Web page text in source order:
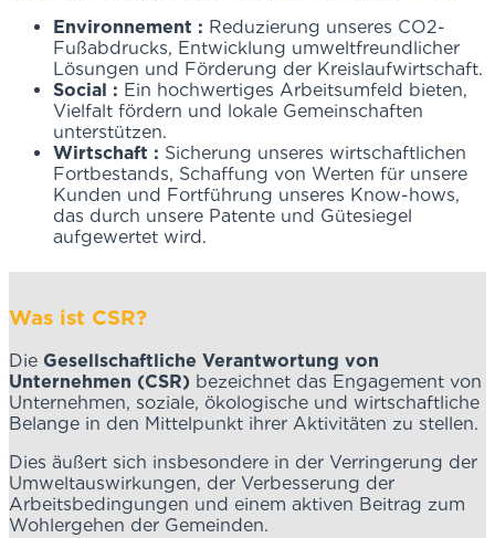
Environnement : Reduzierung unseres CO2-
Fußabdrucks, Entwicklung umweltfreundlicher
Lösungen und Förderung der Kreislaufwirtschaft.
Social : Ein hochwertiges Arbeitsumfeld bieten,
Vielfalt fördern und lokale Gemeinschaften
unterstützen.
Wirtschaft : Sicherung unseres wirtschaftlichen
Fortbestands, Schaffung von Werten für unsere
Kunden und Fortführung unseres Know-hows,
das durch unsere Patente und Gütesiegel
aufgewertet wird.
Was ist CSR?
Die Gesellschaftliche Verantwortung von
Unternehmen (CSR) bezeichnet das Engagement von
Unternehmen, soziale, ökologische und wirtschaftliche
Belange in den Mittelpunkt ihrer Aktivitäten zu stellen.
Dies äußert sich insbesondere in der Verringerung der
Umweltauswirkungen, der Verbesserung der
Arbeitsbedingungen und einem aktiven Beitrag zum
Wohlergehen der Gemeinden.